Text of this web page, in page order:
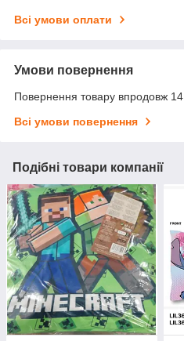
Всі умови оплати
Умови повернення
Повернення товару впродовж 14
Всі умови повернення
Подібні товари компанії